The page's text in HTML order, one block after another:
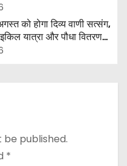
अवकाश बहाल करने की उठी
को होगा दिव्य वाणी सत्संग,
यात्रा और पौधा वितरण
be published.
*